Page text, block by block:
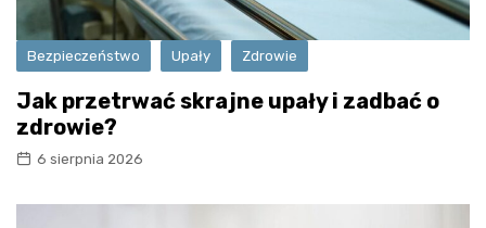
Bezpieczeństwo Upały Zdrowie
Jak przetrwać skrajne upały i zadbać o
zdrowie?
6 sierpnia 2026